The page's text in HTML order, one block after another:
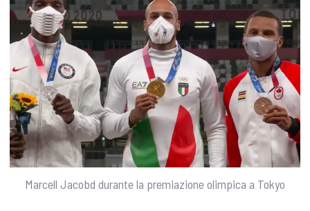
Marcell Jacobd durante la premiazione olimpica a Tokyo